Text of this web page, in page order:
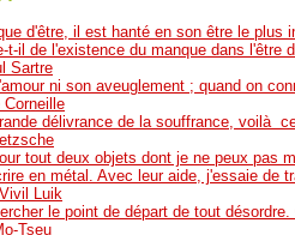
d'être, il est hanté en son être le plus
t-il de l'existence du manque dans l'être
Sartre
ni son aveuglement ; quand on
Corneille
délivrance de la souffrance, voilà
tout deux objets dont je ne peux pas
en métal. Avec leur aide, j'essaie de
Vivil Luik
le point de départ de tout
Tseu